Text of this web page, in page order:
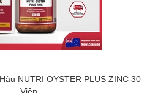
NUTRI OYSTER PLUS ZINC 30
Viên